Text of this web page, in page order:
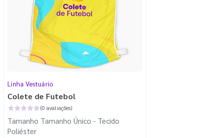
Linha Vestuário
Colete de Futebol
(0 avaliações)
Tamanho Tamanho Único - Tecido
Poliéster